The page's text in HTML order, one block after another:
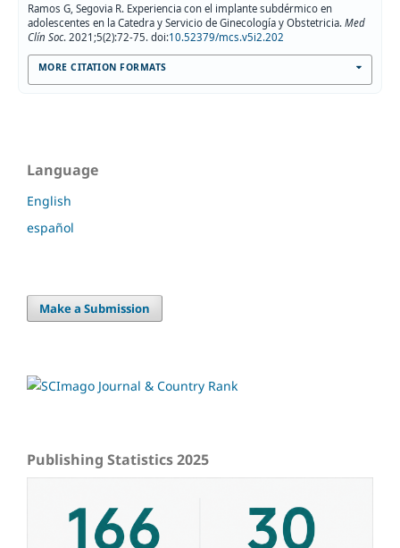
Ramos G, Segovia R. Experiencia con el implante subdérmico en
adolescentes en la Catedra y Servicio de Ginecología y Obstetricia.Med
Clín Soc. 2021;5(2):72-75. doi:10.52379/mcs.v5i2.202
MORE CITATION FORMATS
Language
English
español
Make a Submission
Publishing Statistics 2025